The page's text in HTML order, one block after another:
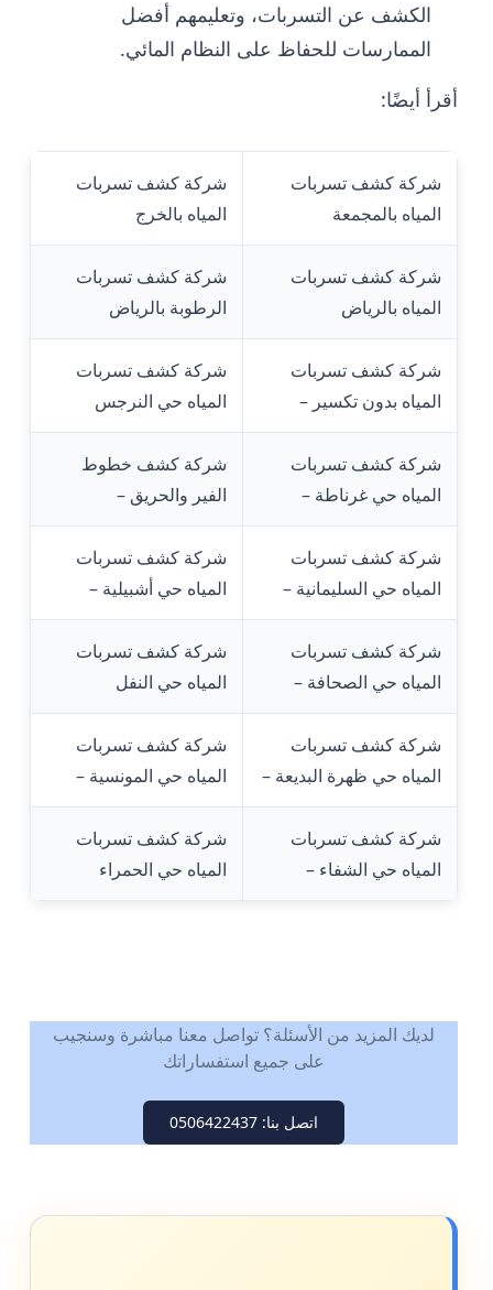
الكشف عن التسربات، وتعليمهم أفضل
الممارسات للحفاظ على النظام المائي.
أقرأ أيضًا:
شركة كشف تسربات
المياه بالمجمعة
شركة كشف تسربات
المياه بالخرج
شركة كشف تسربات
المياه بالرياض
شركة كشف تسربات
الرطوبة بالرياض
شركة كشف تسربات
المياه بدون تكسير –
شركة كشف تسربات
المياه حي النرجس
شركة كشف تسربات
المياه حي غرناطة –
شركة كشف خطوط
الفير والحريق –
شركة كشف تسربات
المياه حي السليمانية –
شركة كشف تسربات
المياه حي أشبيلية –
شركة كشف تسربات
المياه حي الصحافة –
شركة كشف تسربات
المياه حي النفل
شركة كشف تسربات
المياه حي ظهرة البديعة –
شركة كشف تسربات
المياه حي المونسية –
شركة كشف تسربات
المياه حي الشفاء –
شركة كشف تسربات
المياه حي الحمراء
لديك المزيد من الأسئلة؟ تواصل معنا مباشرة وسنجيب
على جميع استفساراتك
اتصل بنا: 0506422437